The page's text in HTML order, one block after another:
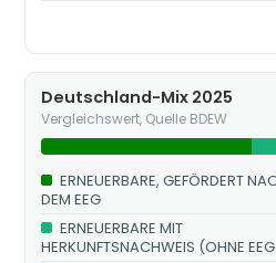
Deutschland-Mix 2025
Vergleichswert, Quelle BDEW
ERNEUERBARE, GEFÖRDERT
DEM EEG
ERNEUERBARE MIT
HERKUNFTSNACHWEIS (OHNE